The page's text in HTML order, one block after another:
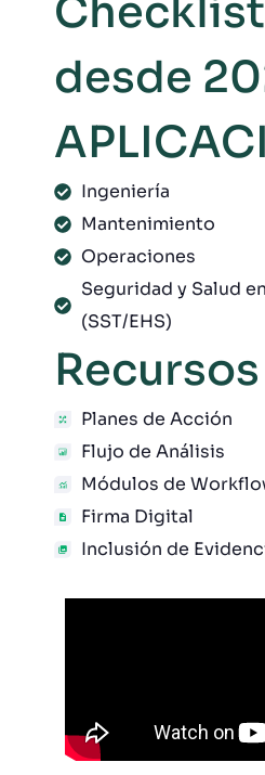
desde
Ingeniería
Mantenimiento
Operaciones
Seguridad y Salud
(SST/EHS)
Recursos
Planes de Acción
Flujo de Análisis
Módulos de
Firma Digital
Inclusión de